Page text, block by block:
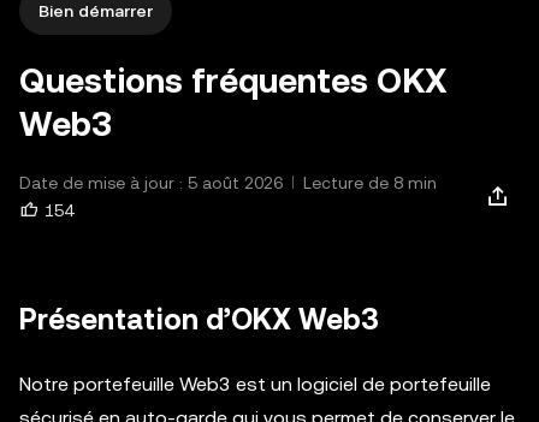
Bien démarrer
Questions fréquentes OKX
Web3
Date de mise à jour : 5 août 2026
Lecture de 8 min
154
Présentation d’OKX Web3
Notre portefeuille Web3 est un logiciel de portefeuille